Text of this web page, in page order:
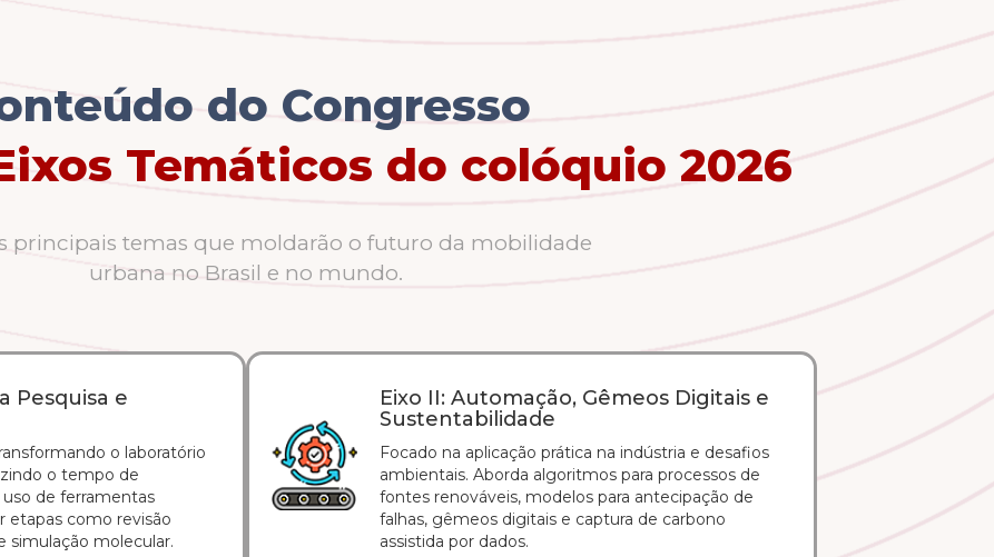
do Congresso
Temáticos do colóquio 2026
principais temas que moldarão o futuro da mobilidade
urbana no Brasil e no mundo.
Pesquisa e
o laboratório
o tempo de
de ferramentas
etapas como revisão
simulação molecular.
Eixo II: Automação, Gêmeos Digitais e
Sustentabilidade
Focado na aplicação prática na indústria e desafios
ambientais. Aborda algoritmos para processos de
fontes renováveis, modelos para antecipação de
falhas, gêmeos digitais e captura de carbono
assistida por dados.